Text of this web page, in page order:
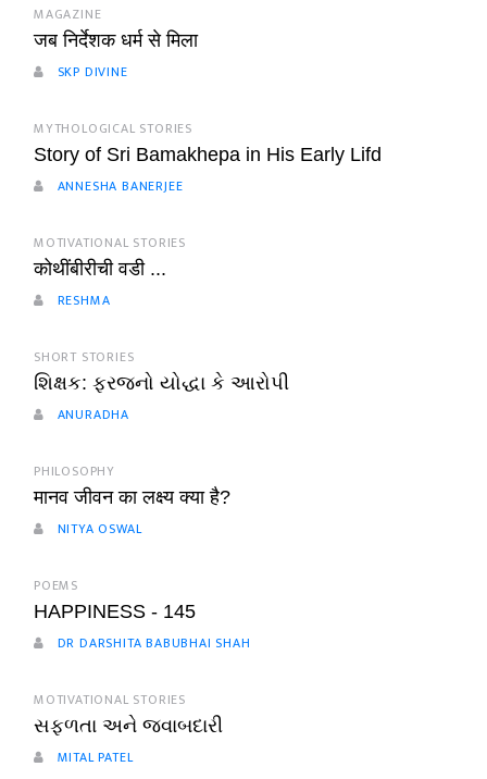
MAGAZINE
जब निर्देशक धर्म से मिला
SKP DIVINE
MYTHOLOGICAL STORIES
Story of Sri Bamakhepa in His Early Lifd
ANNESHA BANERJEE
MOTIVATIONAL STORIES
कोथींबीरीची वडी ...
RESHMA
SHORT STORIES
શિક્ષક: ફરજનો યોદ્ધા કે આરોપી
ANURADHA
PHILOSOPHY
मानव जीवन का लक्ष्य क्या है?
NITYA OSWAL
POEMS
HAPPINESS - 145
DR DARSHITA BABUBHAI SHAH
MOTIVATIONAL STORIES
સફળતા અને જવાબદારી
MITAL PATEL